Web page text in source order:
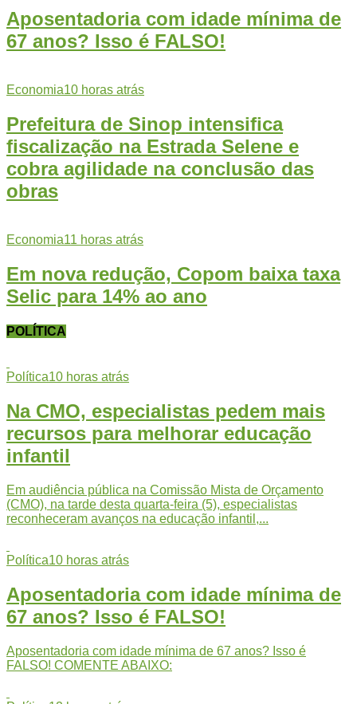
Aposentadoria com idade mínima de
67 anos? Isso é FALSO!
Economia10 horas atrás
Prefeitura de Sinop intensifica
fiscalização na Estrada Selene e
cobra agilidade na conclusão das
obras
Economia11 horas atrás
Em nova redução, Copom baixa taxa
Selic para 14% ao ano
POLÍTICA
Política10 horas atrás
Na CMO, especialistas pedem mais
recursos para melhorar educação
infantil
Em audiência pública na Comissão Mista de Orçamento
(CMO), na tarde desta quarta-feira (5), especialistas
reconheceram avanços na educação infantil,...
Política10 horas atrás
Aposentadoria com idade mínima de
67 anos? Isso é FALSO!
Aposentadoria com idade mínima de 67 anos? Isso é
FALSO! COMENTE ABAIXO: